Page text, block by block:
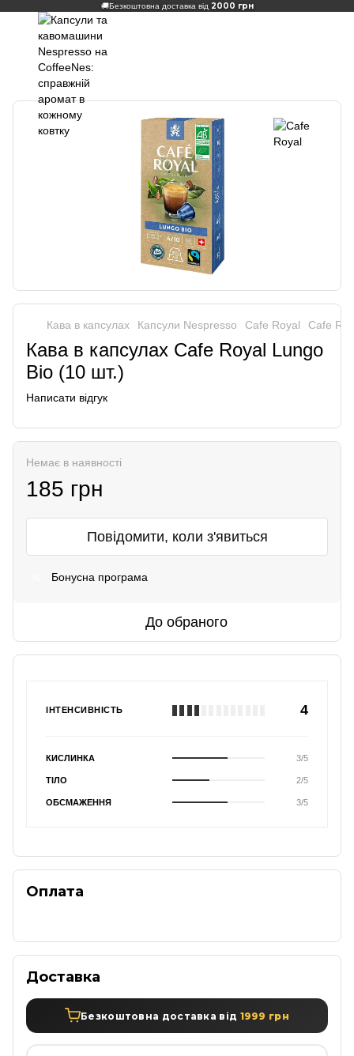
🚚Безкоштовна доставка від 2000 грн
Кава в капсулах Капсули Nespresso Cafe Royal Cafe
Кава в капсулах Cafe Royal Lungo
Bio (10 шт.)
Написати відгук
Немає в наявності
185 грн
Повідомити, коли з'явиться
Бонусна програма
До обраного
ІНТЕНСИВНІСТЬ 4
КИСЛИНКА 3/5
ТІЛО 2/5
ОБСМАЖЕННЯ 3/5
Оплата
Доставка
Безкоштовна доставка від 1999 грн